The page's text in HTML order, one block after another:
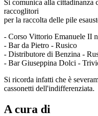
Si comunica alla cittadinanza
raccoglitori
per la raccolta delle pile
- Corso Vittorio Emanuele II
- Bar da Pietro - Rusico
- Distributore di Benzina -
- Bar Giuseppina Dolci -
Si ricorda infatti che è
cassonetti dell'indifferenziata.
A cura di